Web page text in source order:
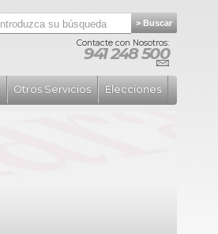
Contacte con Nosotros:
941 248 500
Otros Servicios Elecciones